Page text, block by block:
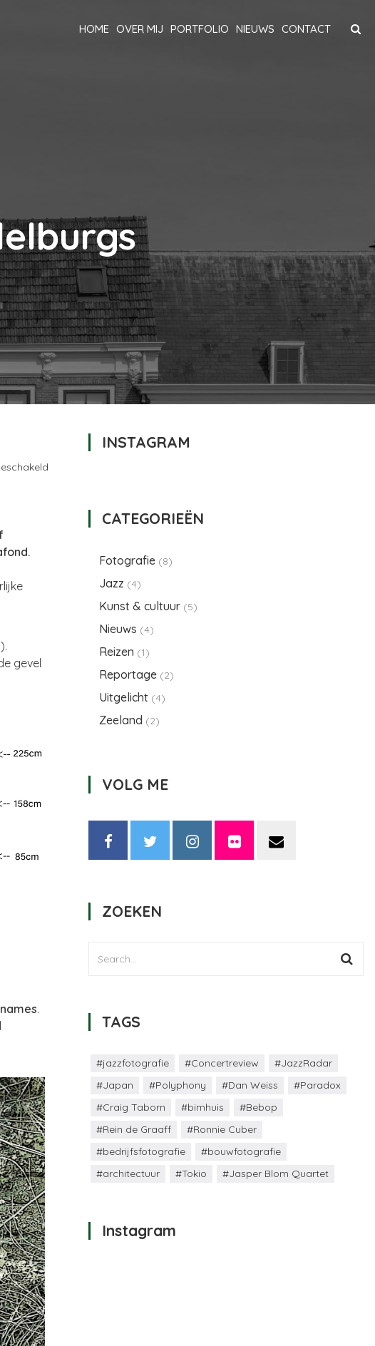
HOME OVER MIJ PORTFOLIO NIEUWS CONTACT
gevel
.
INSTAGRAM
CATEGORIEËN
Fotografie (8)
Jazz (4)
Kunst & cultuur (5)
Nieuws (4)
Reizen (1)
Reportage (2)
Uitgelicht (4)
Zeeland (2)
VOLG ME
ZOEKEN
TAGS
#jazzfotografie #Concertreview
#JazzRadar
#Japan
#Polyphony #Dan Weiss
#Paradox
#Craig Taborn
#bimhuis
#Bebop
#Rein de Graaff
#Ronnie Cuber
#bedrijfsfotografie
#bouwfotografie
#architectuur
#Tokio #Jasper Blom Quartet
Instagram